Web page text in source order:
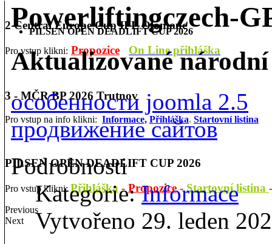
PILSEN OPEN DEADLIFT CUP 2026
2 Central Europe Cup IPL Olomouc
Pro vstup klikni: Propozice On Line přihláška
3 - MČR BP 2026 Trutnov
Pro vstup na info klikni: Informace, Přihláška, Startovní listina
PILSEN OPEN DEADLIFT CUP 2026
Pro vstup klikni:Přihláška -Propozice-Startovní listina
Previous
Next
Powerliftingczech-
Aktualizované
особенности joomla 2.5
продвижение сайтов
Podrobnosti
Kategorie:Informace
Vytvořeno 29. leden